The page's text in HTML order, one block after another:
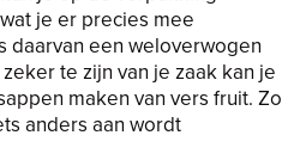
je er precies mee
daarvan een weloverwogen
te zijn van je zaak kan je
maken van vers fruit. Zo
anders aan wordt